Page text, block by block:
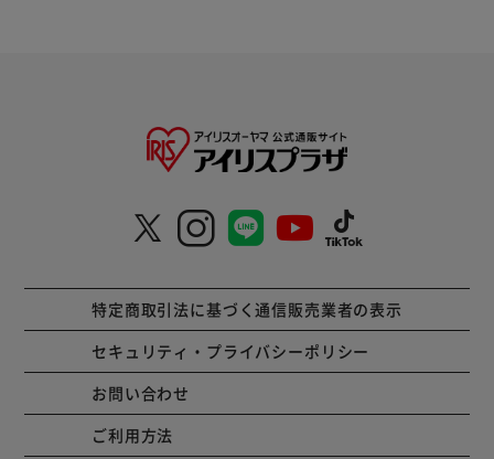
特定商取引法に基づく通信販売業者の表示
セキュリティ・プライバシーポリシー
お問い合わせ
ご利用方法